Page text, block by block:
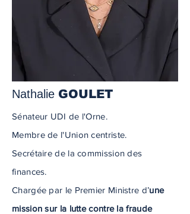
Sénateur UDI de l'Orne.
Membre de l'Union centriste.
Secrétaire de la commission des
finances.
Chargée par le Premier Ministre d’une
mission sur la lutte contre la fraude
Nathalie GOULET